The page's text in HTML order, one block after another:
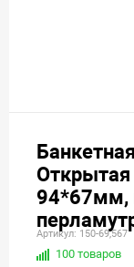
Открытая
94*67мм,
Артикул: 150-69,567
100 товаров